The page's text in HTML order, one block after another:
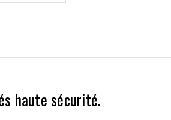
haute sécurité.